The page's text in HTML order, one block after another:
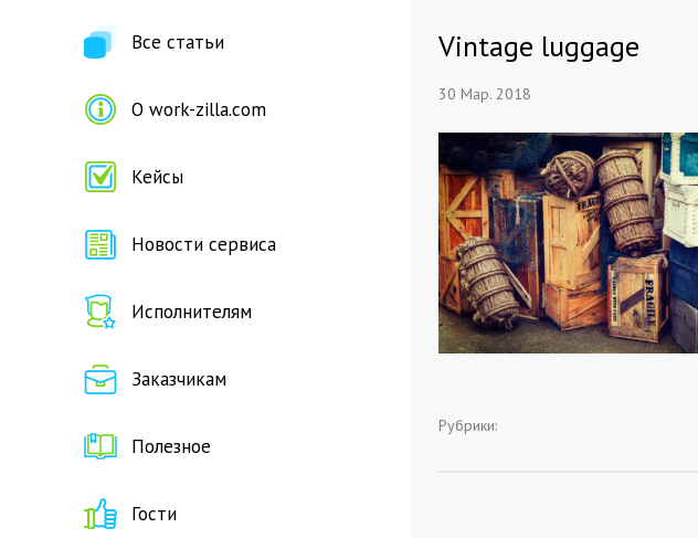
Все статьи
О work-zilla.com
Кейсы
Новости сервиса
Исполнителям
Заказчикам
Полезное
Гости
Vintage luggage
30 Мар. 2018
Рубрики: